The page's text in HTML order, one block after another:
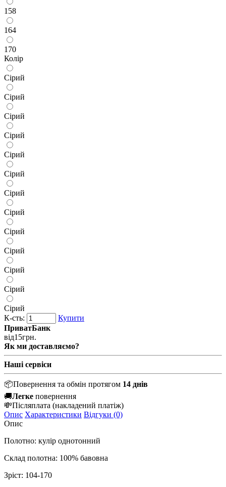
158
164
170
Колір
Сірий
Сірий
Сірий
Сірий
Сірий
Сірий
Сірий
Сірий
Сірий
Сірий
Сірий
Сірий
Сірий
К-сть:
Купити
ПриватБанк
від15грн.
Як ми доставляємо?
Наші сервіси
📦Повернення та обмін протягом 14 днів
🚚Легке повернення
💸Післяплата (накладений платіж)
Опис Характеристики Відгуки (0)
Опис
Полотно: кулір однотонний
Склад полотна: 100% бавовна
Зріст: 104-170